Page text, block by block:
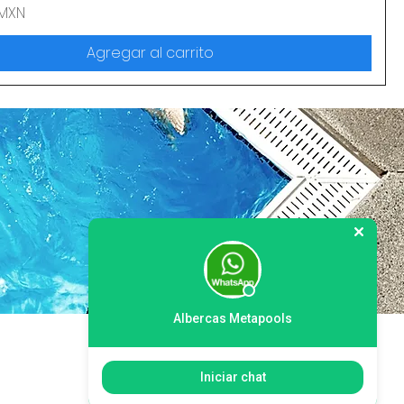
Agregar al carrito
Albercas Metapools
Iniciar chat